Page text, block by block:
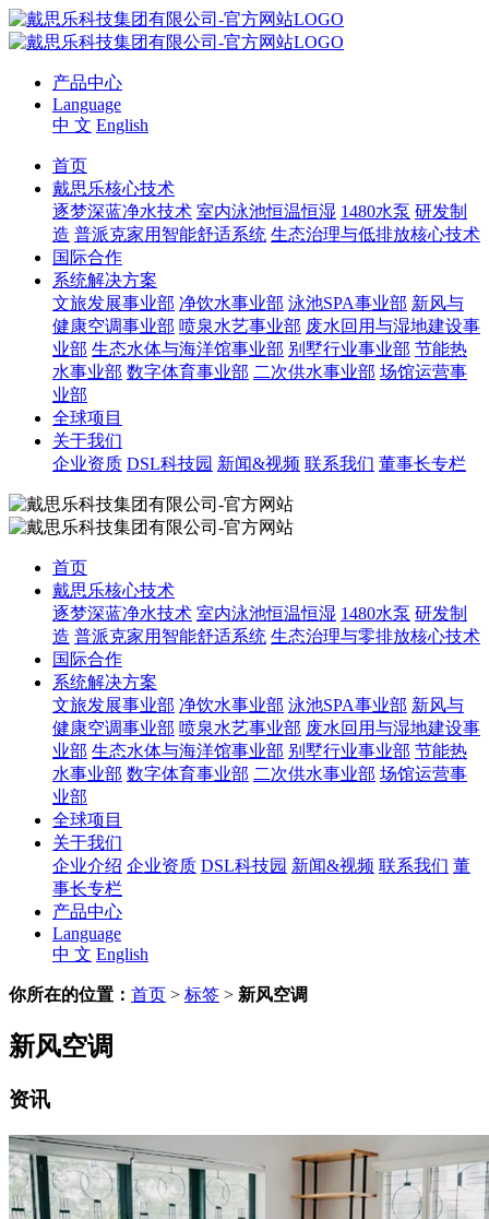
产品中心
Language
中 文 English
首页
戴思乐核心技术
逐梦深蓝净水技术 室内泳池恒温恒湿 1480水泵 研发制
造 普派克家用智能舒适系统 生态治理与低排放核心技术
国际合作
系统解决方案
文旅发展事业部 净饮水事业部 泳池SPA事业部 新风与
健康空调事业部 喷泉水艺事业部 废水回用与湿地建设事
业部 生态水体与海洋馆事业部 别墅行业事业部 节能热
水事业部 数字体育事业部 二次供水事业部 场馆运营事
业部
全球项目
关于我们
企业资质 DSL科技园 新闻&视频 联系我们 董事长专栏
首页
戴思乐核心技术
逐梦深蓝净水技术 室内泳池恒温恒湿 1480水泵 研发制
造 普派克家用智能舒适系统 生态治理与零排放核心技术
国际合作
系统解决方案
文旅发展事业部 净饮水事业部 泳池SPA事业部 新风与
健康空调事业部 喷泉水艺事业部 废水回用与湿地建设事
业部 生态水体与海洋馆事业部 别墅行业事业部 节能热
水事业部 数字体育事业部 二次供水事业部 场馆运营事
业部
全球项目
关于我们
企业介绍 企业资质 DSL科技园 新闻&视频 联系我们 董
事长专栏
产品中心
Language
中 文 English
你所在的位置： 首页 > 标签 > 新风空调
新风空调
资讯